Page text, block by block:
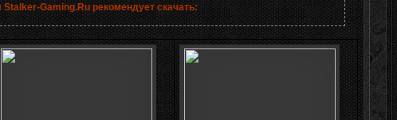
Stalker-Gaming.Ru рекомендует скачать: